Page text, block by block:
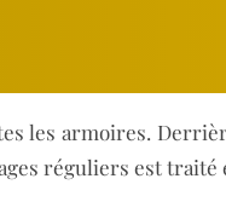
les armoires.
réguliers est